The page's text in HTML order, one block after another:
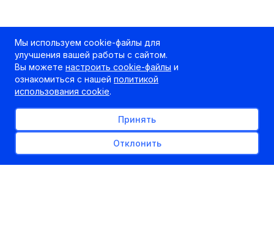
Мы используем cookie-файлы для
улучшения вашей работы с сайтом.
Вы можете настроить cookie-файлы и
ознакомиться с нашей политикой
использования cookie.
Принять
Отклонить